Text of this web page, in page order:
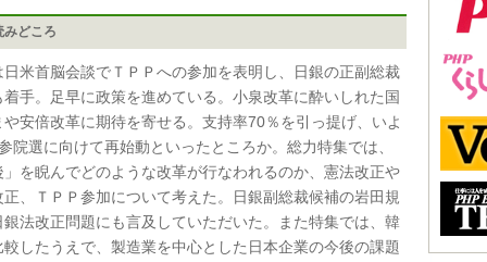
みどころ
日米首脳会談でＴＰＰへの参加を表明し、日銀の正副総裁
手。足早に政策を進めている。小泉改革に酔いしれた国
安倍改革に期待を寄せる。支持率70％を引っ提げ、いよ
院選に向けて再始動といったところか。総力特集では、
」を睨んでどのような改革が行なわれるのか、憲法改正や
、ＴＰＰ参加について考えた。日銀副総裁候補の岩田規
銀法改正問題にも言及していただいた。また特集では、韓
したうえで、製造業を中心とした日本企業の今後の課題